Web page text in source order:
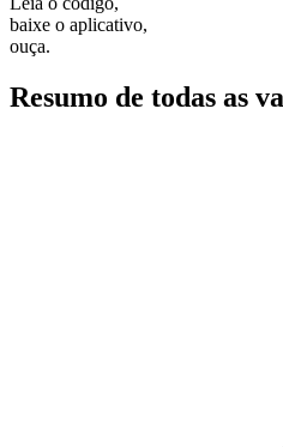
baixe o aplicativo,
ouça.
Resumo de todas as